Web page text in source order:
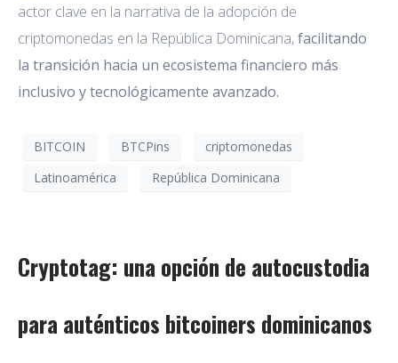
actor clave en la narrativa de la adopción de
criptomonedas en la República Dominicana,facilitando
la transición hacia un ecosistema financiero más
inclusivo y tecnológicamente avanzado.
BITCOIN BTCPins
criptomonedas
Latinoamérica
República Dominicana
Cryptotag: una opción de autocustodia
para auténticos bitcoiners dominicanos